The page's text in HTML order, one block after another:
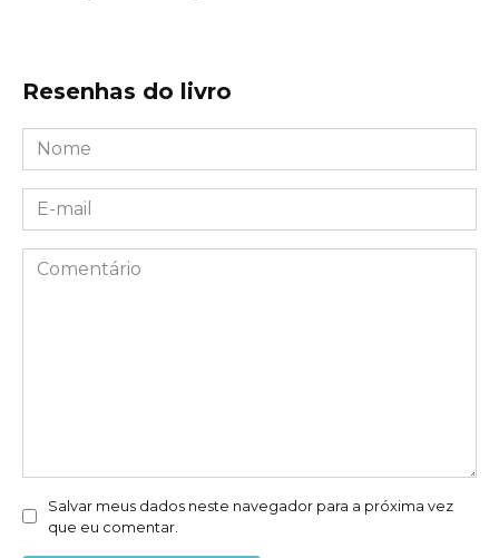
Resenhas do livro
Nome
*
E-
mail
*Comentário
Salvar meus dados neste navegador para a próxima vez
que eu comentar.